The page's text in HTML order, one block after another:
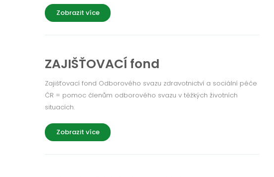
Zobrazit více
ZAJIŠŤOVACÍ fond
Zajišťovací fond Odborového svazu zdravotnictví a sociální péče
ČR = pomoc členům odborového svazu v těžkých životních
situacích.
Zobrazit více